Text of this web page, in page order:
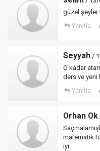
güzel şeyler
Yanıtla
Seyyah /
O kadar
ders ve
Yanıtla
Orhan Ok
matematik
iyi.